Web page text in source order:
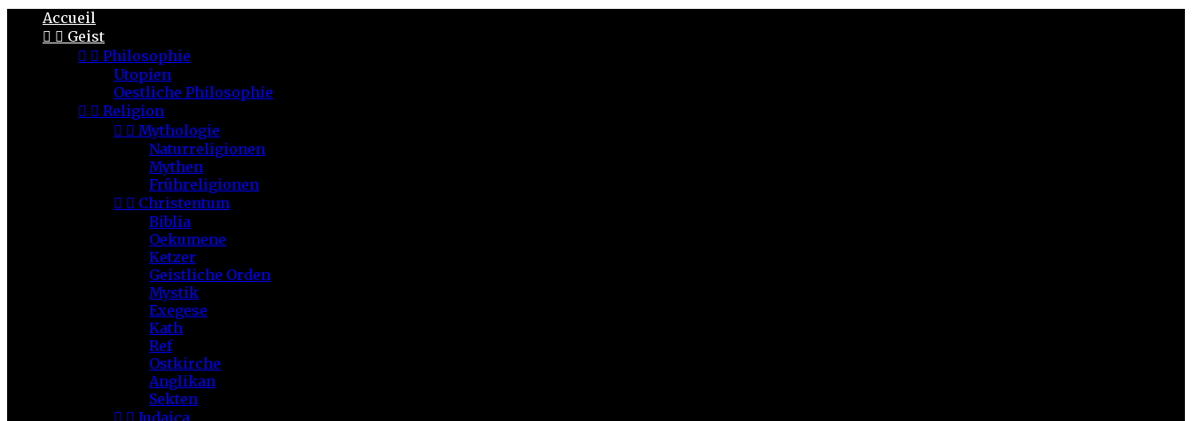
Accueil
  Geist
  Philosophie
Utopien
Oestliche Philosophie
  Religion
  Mythologie
Naturreligionen
Mythen
Frühreligionen
  Christentum
Biblia
Oekumene
Ketzer
Geistliche Orden
Mystik
Exegese
Kath
Ref
Ostkirche
Anglikan
Sekten
  Judaica